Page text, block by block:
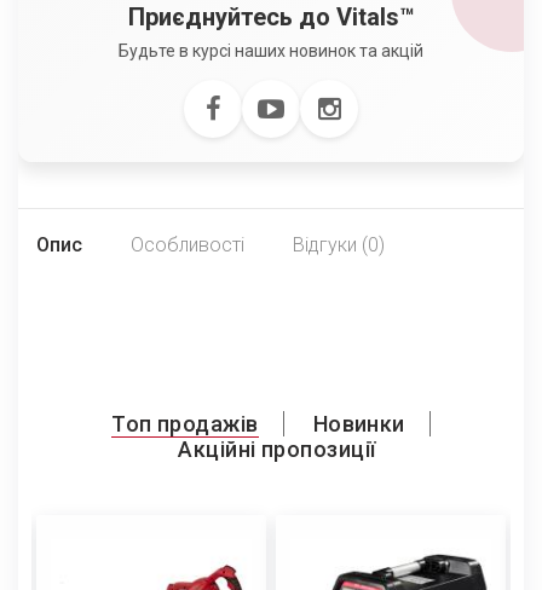
Приєднуйтесь до Vitals™
Будьте в курсі наших новинок та акцій
Опис Особливості Відгуки (0)
Топ продажів
Новинки
Акційні пропозиції